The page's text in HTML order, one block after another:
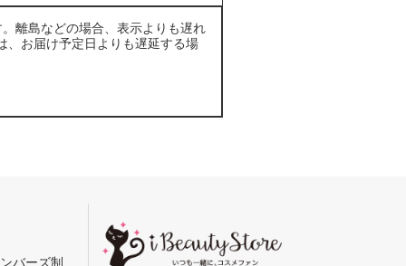
離島などの場合、表示よりも遅れ
、お届け予定日よりも遅延する場
バーズ制